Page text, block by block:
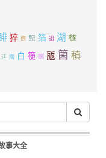
猝 煦 鱾 箔 迅 湖 檖
迋 揈 白 箯 箣 瓪 箘 稹
事大全